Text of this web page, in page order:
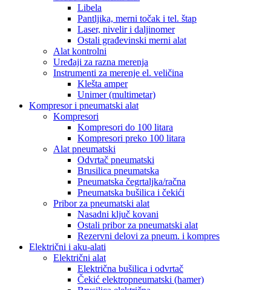
Libela
Pantljika, merni točak i tel. štap
Laser, nivelir i daljinomer
Ostali građevinski merni alat
Alat kontrolni
Uređaji za razna merenja
Instrumenti za merenje el. veličina
Klešta amper
Unimer (multimetar)
Kompresor i pneumatski alat
Kompresori
Kompresori do 100 litara
Kompresori preko 100 litara
Alat pneumatski
Odvrtač pneumatski
Brusilica pneumatska
Pneumatska čegrtaljka/račna
Pneumatska bušilica i čekići
Pribor za pneumatski alat
Nasadni ključ kovani
Ostali pribor za pneumatski alat
Rezervni delovi za pneum. i kompres
Električni i aku-alati
Električni alat
Električna bušilica i odvrtač
Čekić elektropneumatski (hamer)